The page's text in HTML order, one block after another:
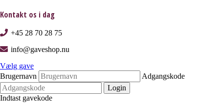
Kontakt os i dag
+45 28 70 28 75
info@gaveshop.nu
Vælg gave
Brugernavn
Adgangskode
Login
Indtast gavekode